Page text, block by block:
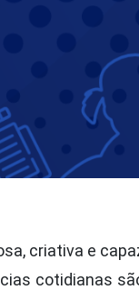
criativa e
cotidianas